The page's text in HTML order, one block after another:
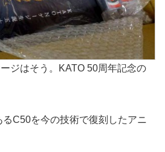
ジはそう。KATO 50周年記念の
C50を今の技術で復刻したアニ